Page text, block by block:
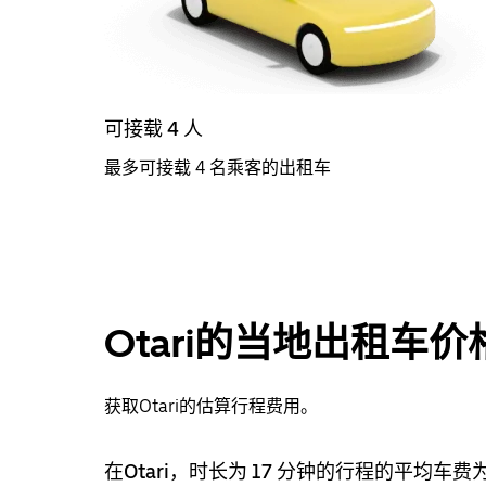
可接载 4 人
最多可接载 4 名乘客的出租车
Otari的当地出租车价
获取Otari的估算行程费用。
在Otari，时长为 17 分钟的行程的平均车费